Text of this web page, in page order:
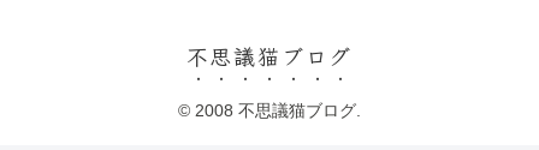
不思議猫ブログ
© 2008 不思議猫ブログ.